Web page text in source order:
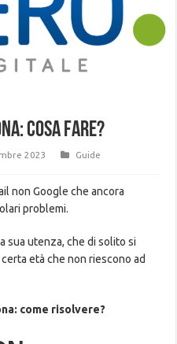
cosa fare?
2023
Guide
non Google che ancora
problemi.
sua utenza, che di solito si
età che non riescono ad
come risolvere?